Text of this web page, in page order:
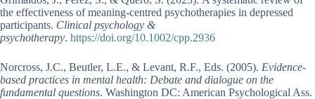
the effectiveness of meaning‐centred psychotherapies in depressed
participants. Clinical psychology &
psychotherapy. https://doi.org/10.1002/cpp.2936
Norcross, J.C., Beutler, L.E., & Levant, R.F., Eds. (2005). Evidence-
based practices in mental health: Debate and dialogue on the
fundamental questions. Washington DC: American Psychological Ass.